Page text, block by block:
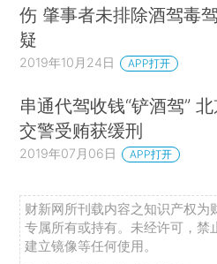
伤 肇事者未排除酒驾毒
疑
2019年10月24日 APP打开
串通代驾收钱“铲酒驾”
交警受贿获缓刑
2019年07月06日 APP打开
财新网所刊载内容之知识产权为
专属所有或持有。未经许可，禁
建立镜像等任何使用。